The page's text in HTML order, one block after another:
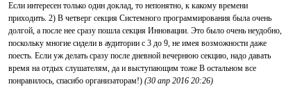
Если интересен только один доклад, то непонятно, к какому времени
приходить. 2) В четверг секция Системного программирования была очень
долгой, а после нее сразу пошла секция Инновации. Это было очень неудобно,
поскольку многие сидели в аудитории с 3 до 9, не имея возможности даже
поесть. Если уж делать сразу после дневной вечернюю секцию, надо давать
время на отдых слушателям, да и выступающим тоже В остальном все
понравилось, спасибо организаторам!) (30 апр 2016 20:26)